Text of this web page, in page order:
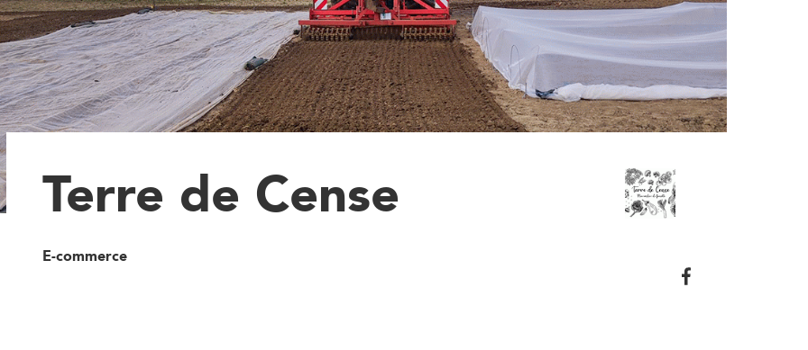
Terre de Cense
E-commerce